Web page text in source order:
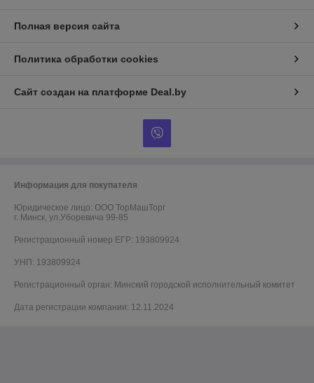
Полная версия сайта
Политика обработки cookies
Сайт создан на платформе Deal.by
Информация для покупателя
Юридическое лицо: ООО ТорМашТорг
г. Минск, ул.Уборевича 99-85
Регистрационный номер ЕГР: 193809924
УНП: 193809924
Регистрационный орган: Минский городской исполнительный комитет
Дата регистрации компании: 12.11.2024